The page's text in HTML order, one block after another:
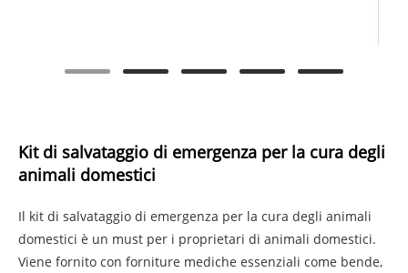
Kit di salvataggio di emergenza per la cura degli
animali domestici
Il kit di salvataggio di emergenza per la cura degli animali
domestici è un must per i proprietari di animali domestici.
Viene fornito con forniture mediche essenziali come bende,